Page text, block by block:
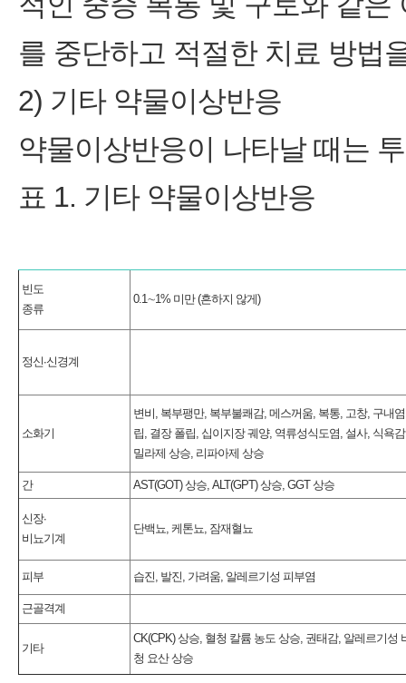
를 중단하고 적절한 치료 방법
2) 기타 약물이상반응
약물이상반응이 나타날 때는
표 1. 기타 약물이상반응
빈도
종류
0.1∼1% 미만 (흔하지 않게)
정신∙신경계
소화기
변비, 복부팽만, 복부불쾌감, 메스꺼움, 복통, 고창, 구내
립, 결장 폴립, 십이지장 궤양, 역류성식도염, 설사, 식욕
밀라제 상승, 리파아제 상승
간 AST(GOT) 상승, ALT(GPT) 상승, GGT 상승
신장∙
비뇨기계
단백뇨, 케톤뇨, 잠재혈뇨
피부 습진, 발진, 가려움, 알레르기성 피부염
근골격계
기타
CK(CPK) 상승, 혈청 칼륨 농도 상승, 권태감, 알레르기성
청 요산 상승